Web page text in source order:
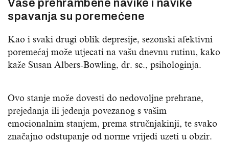
Vaše prehrambene navike i navike
spavanja su poremećene
Kao i svaki drugi oblik depresije, sezonski afektivni
poremećaj može utjecati na vašu dnevnu rutinu, kako
kaže Susan Albers-Bowling, dr. sc., psihologinja.
Ovo stanje može dovesti do nedovoljne prehrane,
prejedanja ili jedenja povezanog s vašim
emocionalnim stanjem, prema stručnjakinji, te svako
značajno odstupanje od norme vrijedi uzeti u obzir.